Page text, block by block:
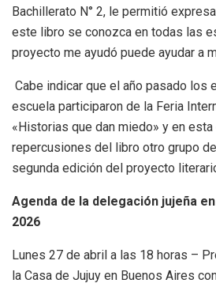
Bachillerato N° 2, le permitió
este libro se conozca en todas las
proyecto me ayudó puede ayudar a
Cabe indicar que el año pasado los
escuela participaron de la Feria
«Historias que dan miedo» y en
repercusiones del libro otro grupo
segunda edición del proyecto
Agenda de la delegación jujeña
2026
Lunes 27 de abril a las 18 horas –
la Casa de Jujuy en Buenos Aires